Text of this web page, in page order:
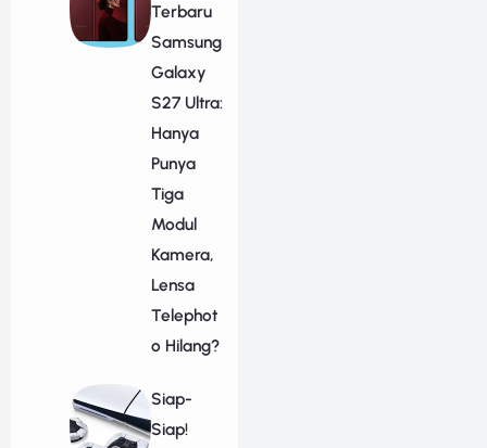
Terbaru
Samsung
Galaxy
S27 Ultra:
Hanya
Punya
Tiga
Modul
Kamera,
Lensa
Telephot
o Hilang?
Siap-
Siap!